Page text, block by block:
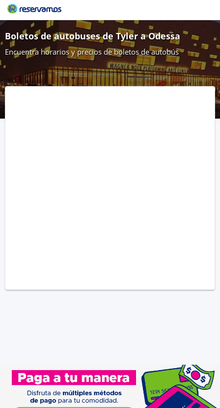
Boletos de autobuses de Tyler a Odessa
Encuentra horarios y precios de boletos de autobús